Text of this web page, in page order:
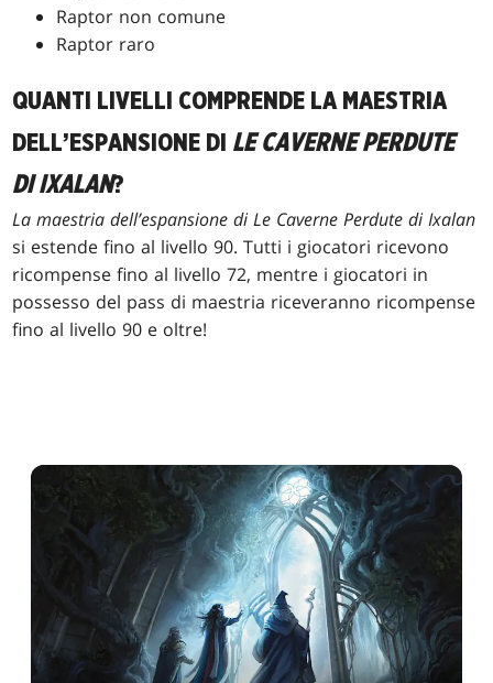
Raptor non comune
Raptor raro
QUANTI LIVELLI COMPRENDE LA MAESTRIA
DELL’ESPANSIONE DI LE CAVERNE PERDUTE
DI IXALAN?
La maestria dell’espansione di Le Caverne Perdute di Ixalan
si estende fino al livello 90. Tutti i giocatori ricevono
ricompense fino al livello 72, mentre i giocatori in
possesso del pass di maestria riceveranno ricompense
fino al livello 90 e oltre!